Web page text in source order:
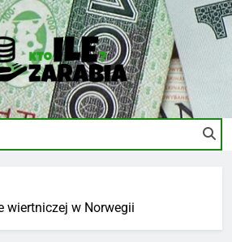
Ile-
Zarabia.edu.pl
Gwiazd, Ciekawostki I Biznes
wiertniczej w Norwegii